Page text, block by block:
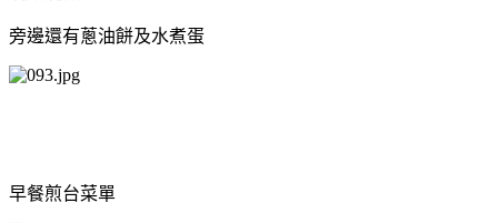
旁邊還有蔥油餅及水煮蛋
早餐煎台菜單